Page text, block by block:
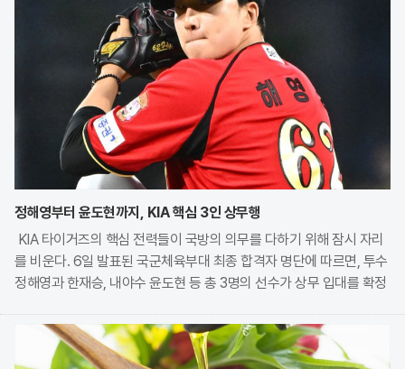
정해영부터 윤도현까지, KIA 핵심 3인 상무행
KIA 타이거즈의 핵심 전력들이 국방의 의무를 다하기 위해 잠시 자리
를 비운다. 6일 발표된 국군체육부대 최종 합격자 명단에 따르면, 투수
정해영과 한재승, 내야수 윤도현 등 총 3명의 선수가 상무 입대를 확정
을 보였으나, 최종적으로 구단과